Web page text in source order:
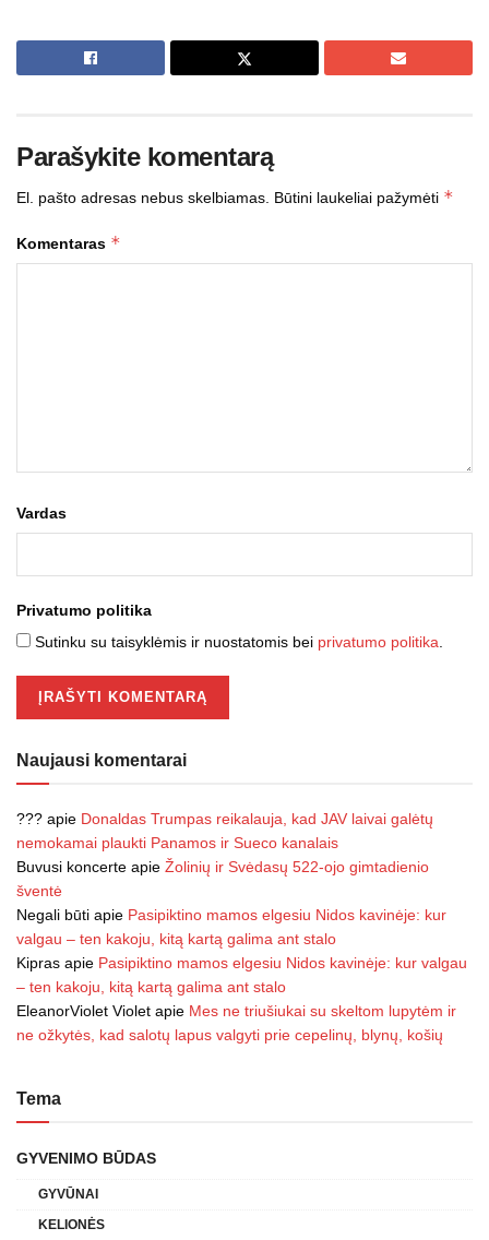
Parašykite komentarą
El. pašto adresas nebus skelbiamas. Būtini laukeliai pažymėti *
Komentaras *
Vardas
Privatumo politika
Sutinku su taisyklėmis ir nuostatomis bei privatumo politika
Naujausi komentarai
??? apie Donaldas Trumpas reikalauja, kad JAV laivai galėtų
nemokamai plaukti Panamos ir Sueco kanalais
Buvusi koncerte apie Žolinių ir Svėdasų 522-ojo gimtadienio
šventė
Negali būti apie Pasipiktino mamos elgesiu Nidos kavinėje: kur
valgau – ten kakoju, kitą kartą galima ant stalo
Kipras apie Pasipiktino mamos elgesiu Nidos kavinėje: kur valgau
– ten kakoju, kitą kartą galima ant stalo
EleanorViolet Violet apie Mes ne triušiukai su skeltom lupytėm ir
ne ožkytės, kad salotų lapus valgyti prie cepelinų, blynų, košių
Tema
GYVENIMO BŪDAS
GYVŪNAI
KELIONĖS